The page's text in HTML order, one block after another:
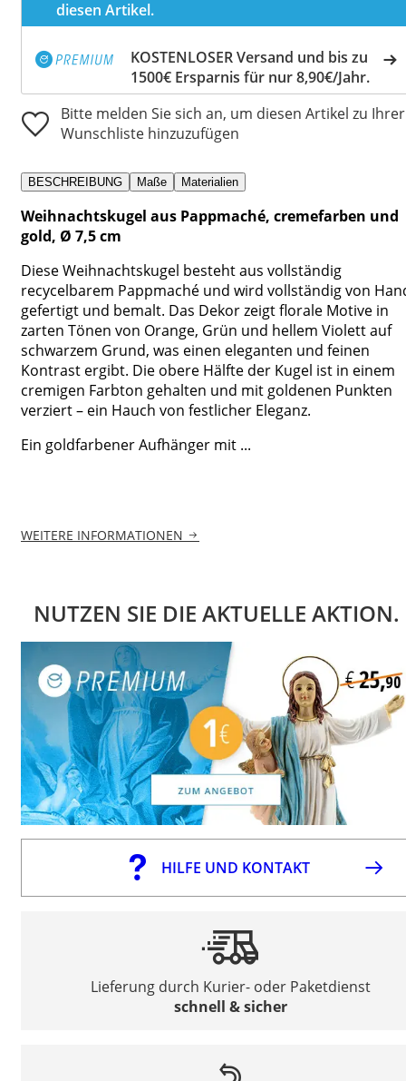
diesen Artikel.
KOSTENLOSER Versand und bis zu
1500€ Ersparnis für nur 8,90€/Jahr.
Bitte melden Sie sich an, um diesen Artikel zu Ihrer
Wunschliste hinzuzufügen
BESCHREIBUNG Maße Materialien
Weihnachtskugel aus Pappmaché, cremefarben und
gold, Ø 7,5 cm
Diese Weihnachtskugel besteht aus vollständig
recycelbarem Pappmaché und wird vollständig von
gefertigt und bemalt. Das Dekor zeigt florale Motive in
zarten Tönen von Orange, Grün und hellem Violett auf
schwarzem Grund, was einen eleganten und feinen
Kontrast ergibt. Die obere Hälfte der Kugel ist in einem
cremigen Farbton gehalten und mit goldenen Punkten
verziert – ein Hauch von festlicher Eleganz.
Ein goldfarbener Aufhänger mit ...
WEITERE INFORMATIONEN
NUTZEN SIE DIE AKTUELLE AKTION.
HILFE UND KONTAKT
Lieferung durch Kurier- oder Paketdienst
schnell & sicher